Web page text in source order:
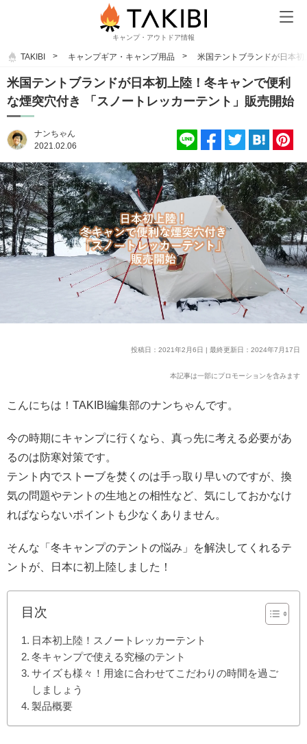
キャンプ・アウトドア情報
TAKIBI キャンプギア・キャンプ用品 米国テントブランドが日本
米国テントブランドが日本初上陸！冬キャンで便利
な煙突穴付き 「スノートレッカーテント」販売開始
ナンちゃん
2021.02.06
投稿日：2021年2月6日 | 最終更新日：2024年7月17日
本記事は一部にプロモーションを含みます
こんにちは！TAKIBI編集部のナンちゃんです。
今の時期にキャンプに行くなら、真っ先に考える必要があ
るのは防寒対策です。
テント内でストーブを焚くのは手っ取り早いのですが、換
気の問題やテントの生地との相性など、気にしておかなけ
ればならないポイントも少なくありません。
そんな「冬キャンプのテントの悩み」を解決してくれるテ
ントが、日本に初上陸しました！
目次
日本初上陸！スノートレッカーテント
冬キャンプで使える究極のテント
サイズも様々！用途に合わせてこだわりの時間を過ご
しましょう
製品概要